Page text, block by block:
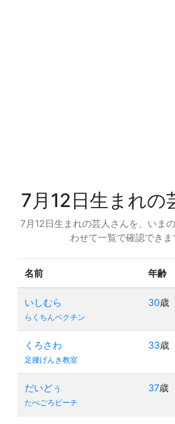
7月12日生まれの
7月12日生まれの芸人さんを、いま
わせて一覧で確認できま
名前 年齢
いしむら
らくちんペクチン
30歳
くろさわ
足腰げんき教室
33歳
だいどぅ
たべごろピーチ
37歳